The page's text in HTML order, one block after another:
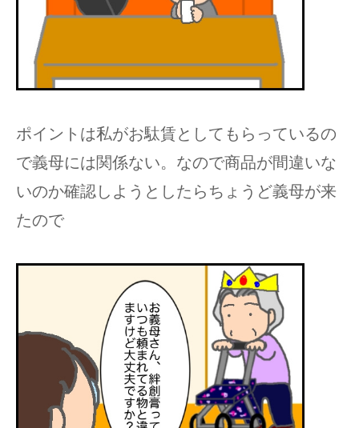
ポイントは私がお駄賃としてもらっているの
で義母には関係ない。なので商品が間違いな
いのか確認しようとしたらちょうど義母が来
たので